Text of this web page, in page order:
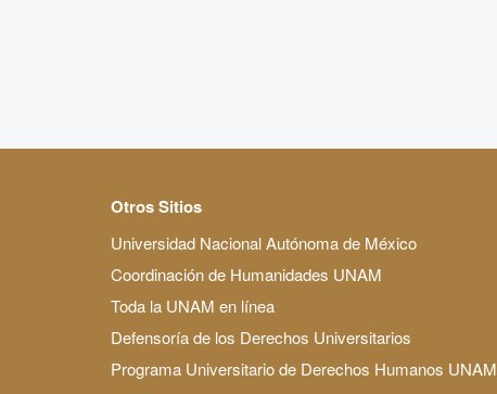
Otros Sitios
Universidad Nacional Autónoma de México
Coordinación de Humanidades UNAM
Toda la UNAM en línea
Defensoría de los Derechos Universitarios
Programa Universitario de Derechos Humanos UNAM